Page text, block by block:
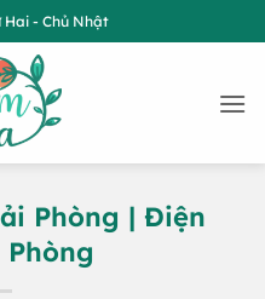
Hai - Chủ Nhật
Phòng | Điện